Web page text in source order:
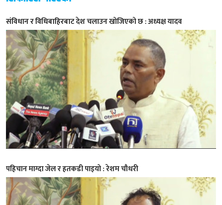
संविधान र विधिबाहिरबाट देश चलाउन खोजिएको छ : अध्यक्ष यादव
पहिचान माग्दा जेल र हतकडी पाइयो : रेशम चौधरी